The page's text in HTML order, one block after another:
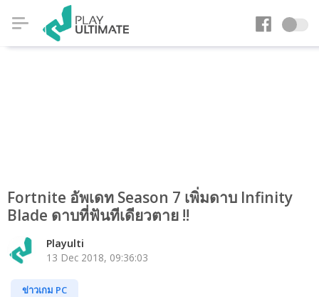
Fortnite อัพเดท Season 7 เพิ่มดาบ Infinity
Blade ดาบที่ฟันทีเดียวตาย !!
Playulti
13 Dec 2018, 09:36:03
ข่าวเกม PC